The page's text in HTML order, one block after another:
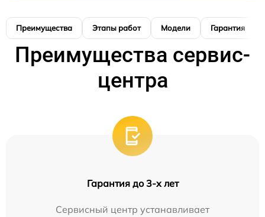
Преимущества Этапы работ Модели Гарантия
Преимущества сервис-
центра
Гарантия до 3-х лет
Сервисный центр устанавливает